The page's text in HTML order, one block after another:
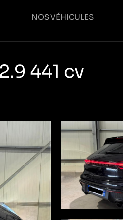
NOS VÉHICULES
441 cv